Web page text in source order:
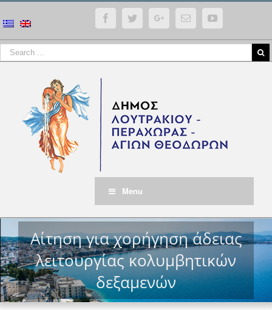
FacebookTwitterGoogle+Email YouTube
Menu
Αίτηση για χορήγηση άδειας
λειτουργίας κολυμβητικών
δεξαμενών